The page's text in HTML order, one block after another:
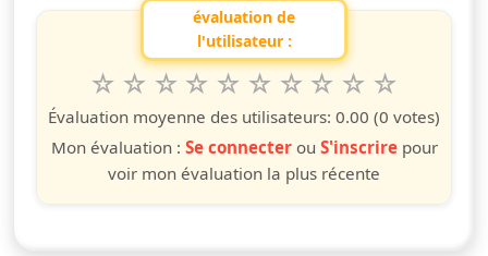
évaluation de
l'utilisateur :
questo spettacolo da 1 a 10 étoiles
10
étoiles
9
étoiles
8
étoiles
7
étoiles
6
étoiles
5
étoiles
4
étoiles
3
étoiles
2
étoiles
étoile
Évaluation moyenne des utilisateurs: 0.00 (0 votes)
Mon évaluation : Se connecterou S'inscrirepour
voir mon évaluation la plus récente